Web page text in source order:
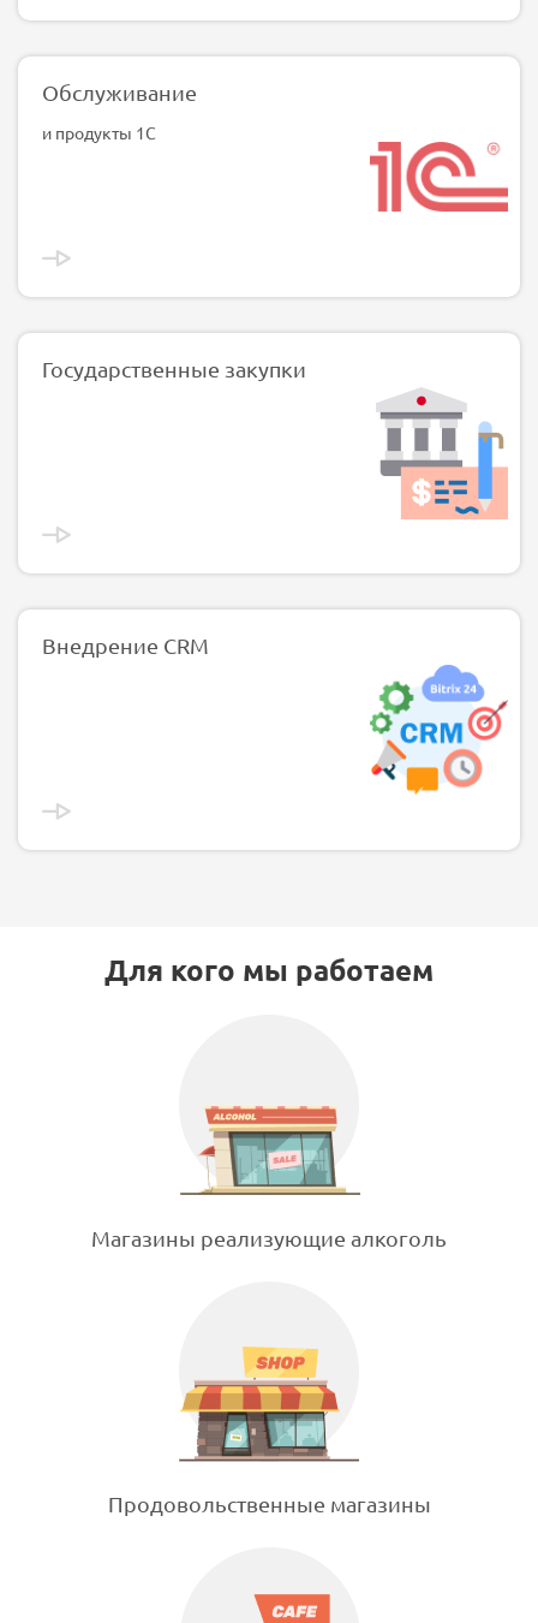
Обслуживание
и продукты 1С
Государственные закупки
Внедрение CRM
Для кого мы работаем
Магазины реализующие алкоголь
Продовольственные магазины